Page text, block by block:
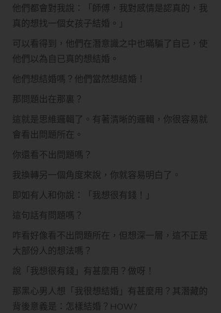
他們都會對我說：「師傅，我對感情是認真的，我
真的想找一個女孩子結婚。」
可以看得到，他們在潛意識之中也暪騙了自已，使
他們以為自已真的想結婚。
他們想結婚嗎？他們當然想結婚！
那問題出在那裏？
這就是思維邏輯了。有著清晰的邏輯，你很容易就
會看出問題所在。
你還看不出問題嗎？
我換轉另一個角度來說，你就容易明白了。
即如有人和你說：「我想很有錢！」
這句話有問題嗎？
咋看好像看不出問題所在，但想深一層，這不正是
大部份人的想法嗎？
說「我想很有錢」有甚麼用？做呀！
那黑心男人想「我很想結婚」有甚麼用？其潛藏的
背後意義是：怎樣結婚？HOW?